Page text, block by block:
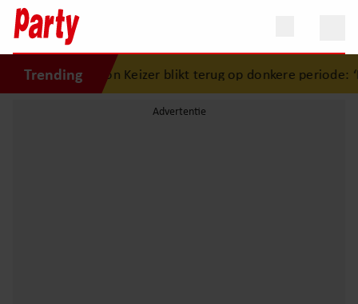
Trending
Keizer blikt terug op donkere periode: ‘Ik was een